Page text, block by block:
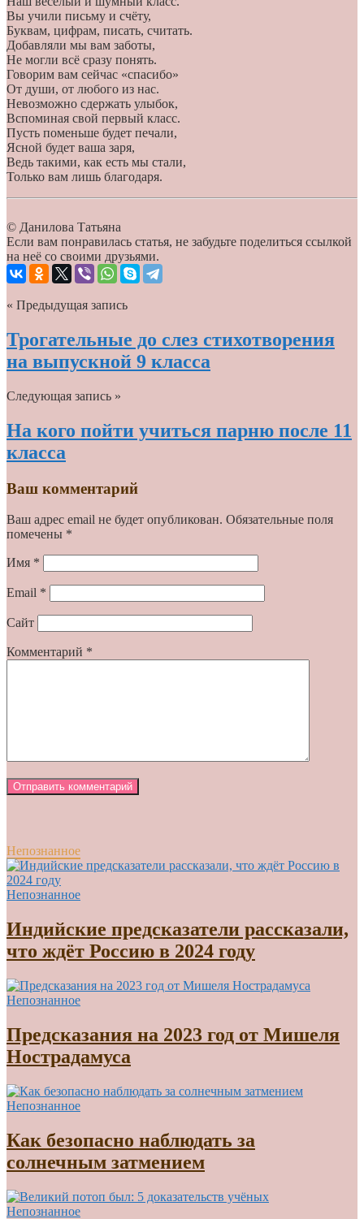
Вы учили письму и счёту,
Буквам, цифрам, писать, считать.
Добавляли мы вам заботы,
Не могли всё сразу понять.
Говорим вам сейчас «спасибо»
От души, от любого из нас.
Невозможно сдержать улыбок,
Вспоминая свой первый класс.
Пусть поменьше будет печали,
Ясной будет ваша заря,
Ведь такими, как есть мы стали,
Только вам лишь благодаря.
© Данилова Татьяна
Если вам понравилась статья, не забудьте поделиться ссылкой
на неё со своими друзьями.
« Предыдущая запись
Трогательные до слез стихотворения
на выпускной 9 класса
Следующая запись »
На кого пойти учиться парню после 11
класса
Ваш комментарий
Ваш адрес email не будет опубликован. Обязательные поля
помечены *
Имя *
Email *
Сайт
Комментарий *
Непознанное
Непознанное
Индийские предсказатели рассказали,
что ждёт Россию в 2024 году
Непознанное
Предсказания на 2023 год от Мишеля
Нострадамуса
Непознанное
Как безопасно наблюдать за
солнечным затмением
Непознанное